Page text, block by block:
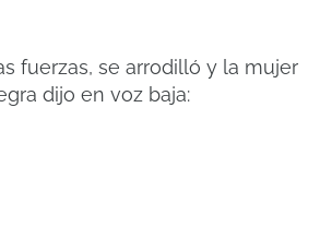
fuerzas, se arrodilló y la mujer
dijo en voz baja: